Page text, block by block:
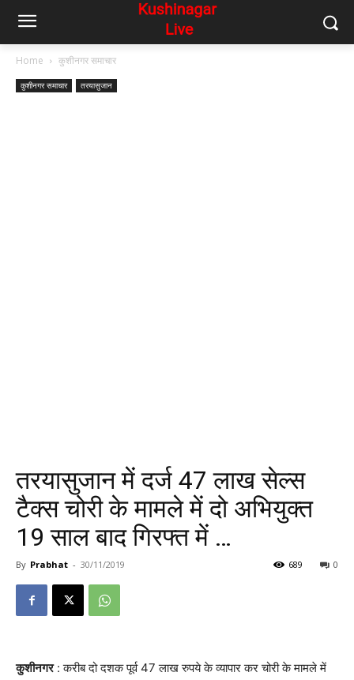
Home कुशीनगर समाचार
कुशीनगर समाचार तरयासुजान
तरयासुजान में दर्ज 47 लाख सेल्स
टैक्स चोरी के मामले में दो अभियुक्त
19 साल बाद गिरफ्त में …
By Prabhat - 30/11/2019 0
689
कुशीनगर: करीब दो दशक पूर्व 47 लाख रुपये के व्यापार कर चोरी के मामले में